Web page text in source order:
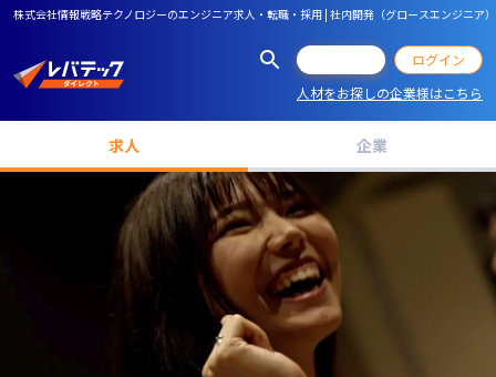
株式会社情報戦略テクノロジーのエンジニア求人・転職・採用 | 社内開発（グロースエンジニア）
ログイン
人材をお探しの企業様はこちら
求人 企業